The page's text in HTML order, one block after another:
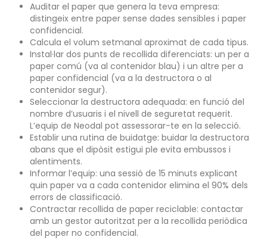
Auditar el paper que genera la teva empresa:
distingeix entre paper sense dades sensibles i paper
confidencial.
Calcula el volum setmanal aproximat de cada tipus.
Instal·lar dos punts de recollida diferenciats: un per a
paper comú (va al contenidor blau) i un altre per a
paper confidencial (va a la destructora o al
contenidor segur).
Seleccionar la destructora adequada: en funció del
nombre d’usuaris i el nivell de seguretat requerit.
L’equip de Neodal pot assessorar-te en la selecció.
Establir una rutina de buidatge: buidar la destructora
abans que el dipòsit estigui ple evita embussos i
alentiments.
Informar l’equip: una sessió de 15 minuts explicant
quin paper va a cada contenidor elimina el 90% dels
errors de classificació.
Contractar recollida de paper reciclable: contactar
amb un gestor autoritzat per a la recollida periòdica
del paper no confidencial.